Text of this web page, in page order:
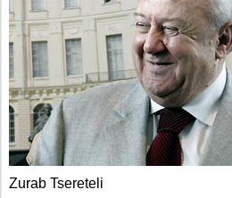
Zurab Tsereteli